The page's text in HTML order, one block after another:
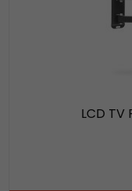
LCD